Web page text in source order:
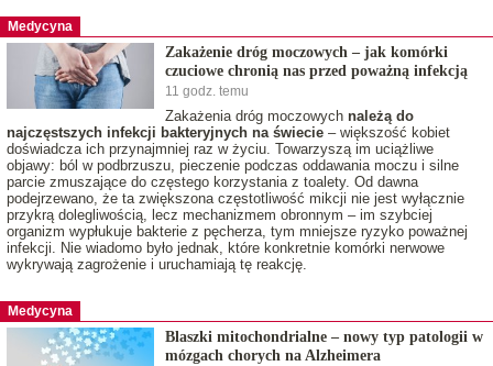
Medycyna
Zakażenie dróg moczowych – jak komórki
czuciowe chronią nas przed poważną infekcją
11 godz. temu
Zakażenia dróg moczowychnależą do
najczęstszych infekcji bakteryjnych na świecie – większość kobiet
doświadcza ich przynajmniej raz w życiu. Towarzyszą im uciążliwe
objawy: ból w podbrzuszu, pieczenie podczas oddawania moczu i silne
parcie zmuszające do częstego korzystania z toalety. Od dawna
podejrzewano, że ta zwiększona częstotliwość mikcji nie jest wyłącznie
przykrą dolegliwością, lecz mechanizmem obronnym – im szybciej
organizm wypłukuje bakterie z pęcherza, tym mniejsze ryzyko poważnej
infekcji. Nie wiadomo było jednak, które konkretnie komórki nerwowe
wykrywają zagrożenie i uruchamiają tę reakcję.
Medycyna
Blaszki mitochondrialne – nowy typ patologii w
mózgach chorych na Alzheimera